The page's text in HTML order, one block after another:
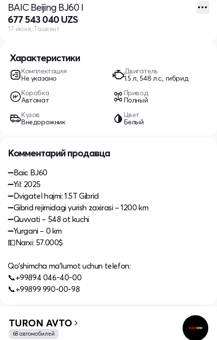
Характеристики
Комплектация
Не указано
Двигатель
1.5 л, 548 л.с., гибрид
Коробка
Автомат
Привод
Полный
Кузов
Внедорожник
Цвет
Белый
BAIC Beijing BJ60 I
677 543 040 UZS
17 июня, Ташкент
Комментарий продавца
➖Baic BJ60
➖Yil: 2025
➖Dvigatel hajmi: 1.5T Gibrid
➖Gibrid rejimidagi yurish zaxirasi – 1200 km
➖Quvvati – 548 ot kuchi
➖Yurgani – 0 km
💵Narxi: 57.000$
Qo‘shimcha ma’lumot uchun telefon:
📞+99894 046-40-00
📞+99899 990-00-98
TURON AVTO
68 автомобилей